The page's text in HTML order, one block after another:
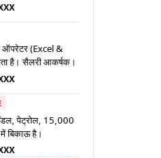
(Excel &
है। सैलरी आकर्षक।
पेट्रोल, 15,000
बिकाऊ है।